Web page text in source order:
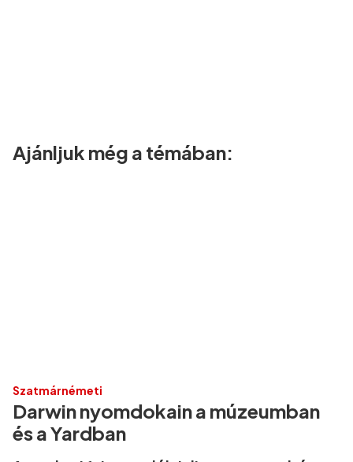
Ajánljuk még a témában:
Szatmárnémeti
Darwin nyomdokain a múzeumban
és a Yardban